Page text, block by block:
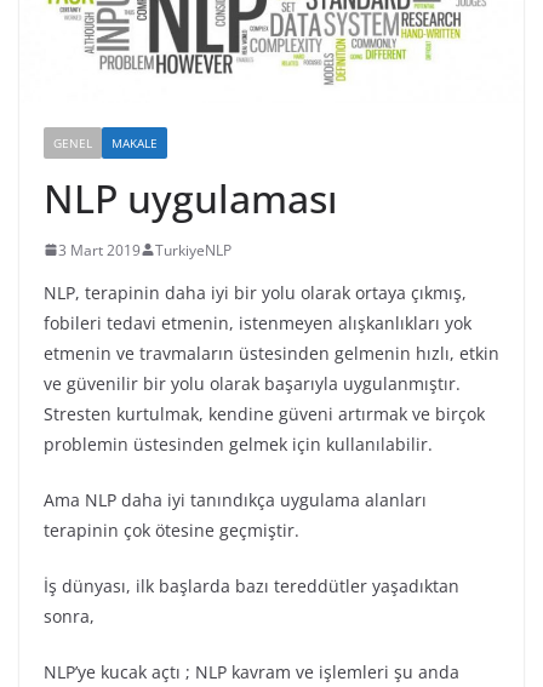
GENEL MAKALE
NLP uygulaması
3 Mart 2019 TurkiyeNLP
NLP, terapinin daha iyi bir yolu olarak ortaya çıkmış,
fobileri tedavi etmenin, istenmeyen alışkanlıkları yok
etmenin ve travmaların üstesinden gelmenin hızlı, etkin
ve güvenilir bir yolu olarak başarıyla uygulanmıştır.
Stresten kurtulmak, kendine güveni artırmak ve birçok
problemin üstesinden gelmek için kullanılabilir.
Ama NLP daha iyi tanındıkça uygulama alanları
terapinin çok ötesine geçmiştir.
İş dünyası, ilk başlarda bazı tereddütler yaşadıktan
sonra,
NLP’ye kucak açtı ; NLP kavram ve işlemleri şu anda